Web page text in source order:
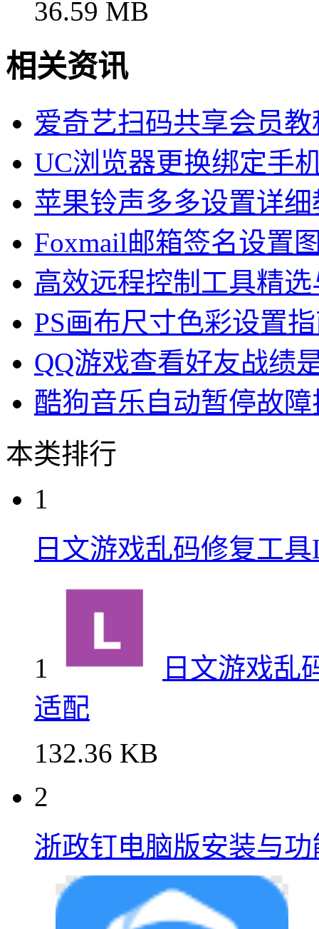
36.59 MB
相关资讯
爱奇艺扫码共享会员教
UC浏览器更换绑定手
苹果铃声多多设置详细
Foxmail邮箱签名设置
高效远程控制工具精
PS画布尺寸色彩设置
QQ游戏查看好友战绩
酷狗音乐自动暂停故
本类排行
1
日文游戏乱码修复工
1
日文游戏乱
适配
132.36 KB
2
浙政钉电脑版安装与